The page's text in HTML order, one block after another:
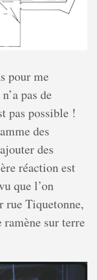
pour me
pas de
pas possible !
des
des
réaction est
que l’on
rue Tiquetonne,
ramène sur terre